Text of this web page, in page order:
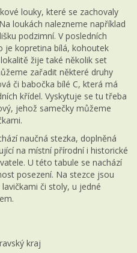
louky, které se zachovaly
loukách nalezneme například
podzimní. V posledních
je kopretina bílá, kohoutek
žije také několik set
zařadit některé druhy
či babočka bílé C, která má
křídel. Vyskytuje se tu třeba
jehož samečky můžeme
naučná stezka, doplněná
na místní přírodní i historické
U této tabule se nachází
posezení. Na stezce jsou
či stoly, u jedné
kraj